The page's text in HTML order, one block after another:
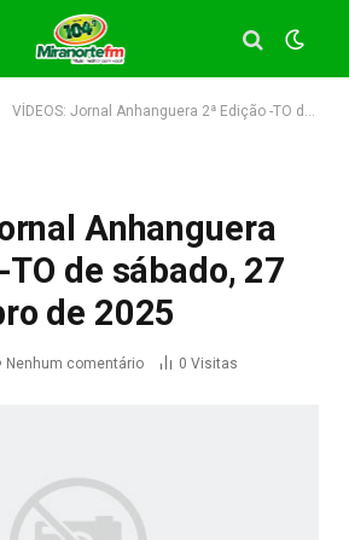
VÍDEOS: Jornal Anhanguera 2ª Edição -TO de sábado, 27 de setembro de 2025
Anhanguera
TO de sábado, 27
de 2025
Nenhum comentário 0 Visitas